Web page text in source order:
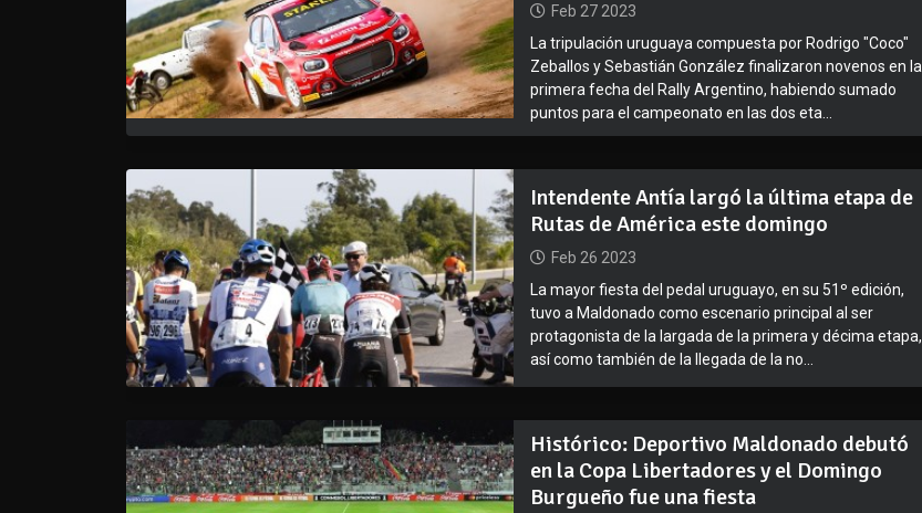
Feb 27 2023
La tripulación uruguaya compuesta por Rodrigo "Coco"
Zeballos y Sebastián González finalizaron novenos en la
primera fecha del Rally Argentino, habiendo sumado
puntos para el campeonato en las dos eta...
Intendente Antía largó la última etapa de
Rutas de América este domingo
Feb 26 2023
La mayor fiesta del pedal uruguayo, en su 51º edición,
tuvo a Maldonado como escenario principal al ser
protagonista de la largada de la primera y décima etapa,
así como también de la llegada de la no...
Histórico: Deportivo Maldonado debutó
en la Copa Libertadores y el Domingo
Burgueño fue una fiesta